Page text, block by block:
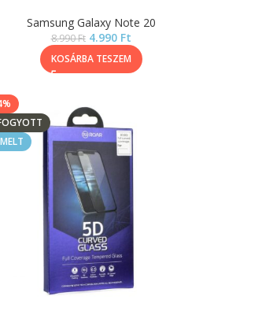
Samsung Galaxy Note 20
8.990Ft 4.990 Ft
KOSÁRBA TESZEM